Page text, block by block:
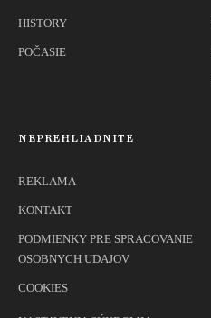
HISTORY
POČASIE
NEPREHLIADNITE
REKLAMA
KONTAKT
PODMIENKY PRE SPRACOVANIE
OSOBNYCH UDAJOV
COOKIES